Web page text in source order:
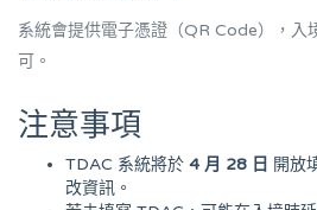
系統會提供電子憑證（QR Code），入
可。
注意事項
TDAC 系統將於 4 月 28 日 開放
改資訊。